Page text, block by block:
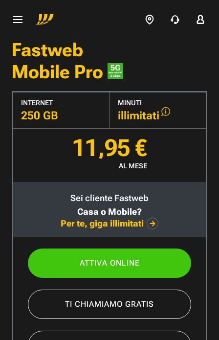
Fastweb
Mobile Pro
INTERNET
250 GB
MINUTI
illimitati
11,95 €
AL MESE
Sei cliente Fastweb
Casa o Mobile?
Per te, giga illimitati
ATTIVA ONLINE
TI CHIAMIAMO GRATIS